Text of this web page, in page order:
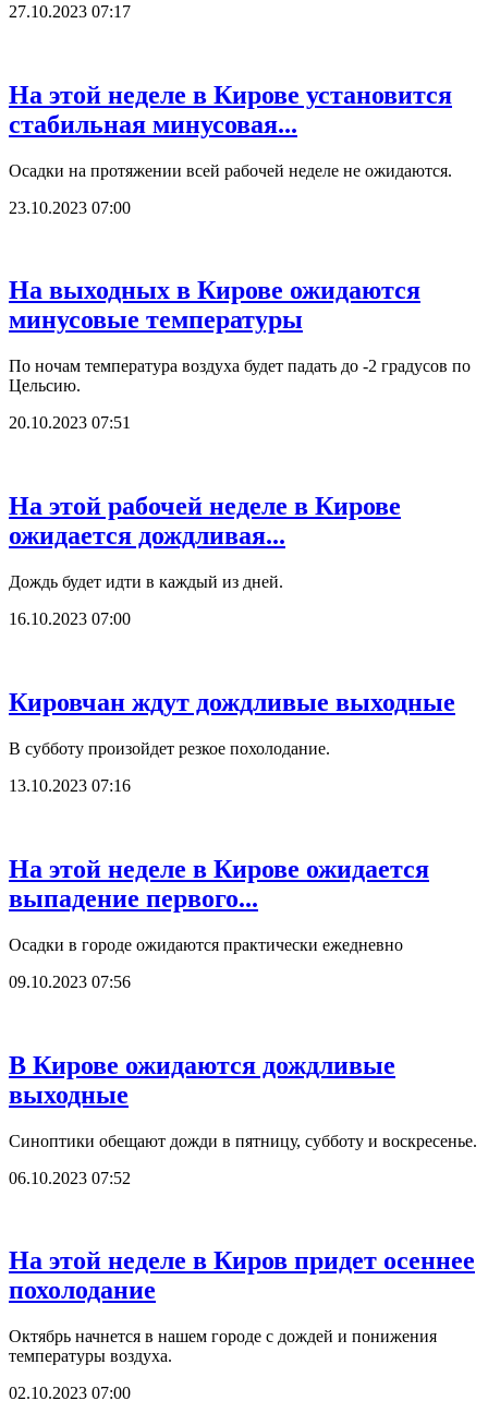
27.10.2023 07:17
На этой неделе в Кирове установится
стабильная минусовая...
Осадки на протяжении всей рабочей неделе не ожидаются.
23.10.2023 07:00
На выходных в Кирове ожидаются
минусовые температуры
По ночам температура воздуха будет падать до -2 градусов по
Цельсию.
20.10.2023 07:51
На этой рабочей неделе в Кирове
ожидается дождливая...
Дождь будет идти в каждый из дней.
16.10.2023 07:00
Кировчан ждут дождливые выходные
В субботу произойдет резкое похолодание.
13.10.2023 07:16
На этой неделе в Кирове ожидается
выпадение первого...
Осадки в городе ожидаются практически ежедневно
09.10.2023 07:56
В Кирове ожидаются дождливые
выходные
Синоптики обещают дожди в пятницу, субботу и воскресенье.
06.10.2023 07:52
На этой неделе в Киров придет осеннее
похолодание
Октябрь начнется в нашем городе с дождей и понижения
температуры воздуха.
02.10.2023 07:00